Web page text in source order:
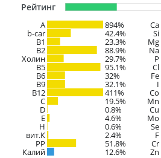
Рейтинг
A
894%
b-car 42.4%
В1 23.3%
B2 88.9%
Холин 29.7%
B5 95.1%
B6 32%
B9 32.1%
B12 411%
C 19.5%
D 0.8%
E 4.6%
H 0.6%
вит.К 2.4%
PP 51.8%
Калий 12.6%
Ca
Si
Mg
Na
P
Cl
Fe
I
Co
Mn
Cu
Mo
Se
F
Cr
Zn